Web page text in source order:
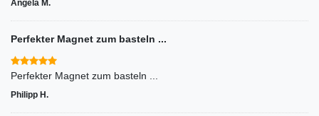
Angela M.
Perfekter Magnet zum basteln ...
Perfekter Magnet zum basteln ...
Philipp H.